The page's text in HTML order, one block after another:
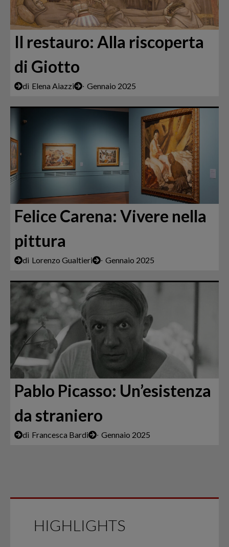
Il restauro: Alla riscoperta
di Giotto
di Elena Aiazzi ∙ Gennaio 2025
Felice Carena: Vivere nella
pittura
di Lorenzo Gualtieri ∙ Gennaio 2025
Pablo Picasso: Un’esistenza
da straniero
di Francesca Bardi ∙ Gennaio 2025
HIGHLIGHTS